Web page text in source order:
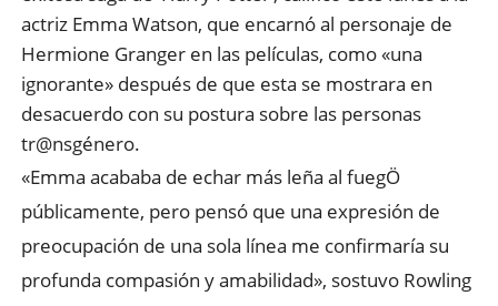
actriz Emma Watson, que encarnó al personaje de
Hermione Granger en las películas, como «una
ignorante» después de que esta se mostrara en
desacuerdo con su postura sobre las personas
tr@nsgénero.
«Emma acababa de echar más leña al fuegÖ
públicamente, pero pensó que una expresión de
preocupación de una sola línea me confirmaría su
profunda compasión y amabilidad», sostuvo Rowling